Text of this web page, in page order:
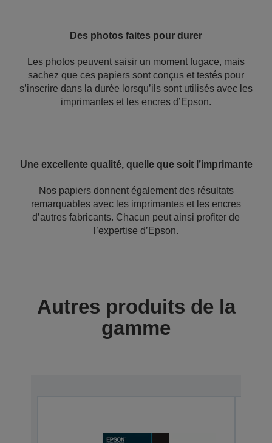
Des photos faites pour durer
Les photos peuvent saisir un moment fugace, mais
sachez que ces papiers sont conçus et testés pour
s’inscrire dans la durée lorsqu’ils sont utilisés avec les
imprimantes et les encres d’Epson.
Une excellente qualité, quelle que soit l’imprimante
Nos papiers donnent également des résultats
remarquables avec les imprimantes et les encres
d’autres fabricants. Chacun peut ainsi profiter de
l’expertise d’Epson.
Autres produits de la
gamme